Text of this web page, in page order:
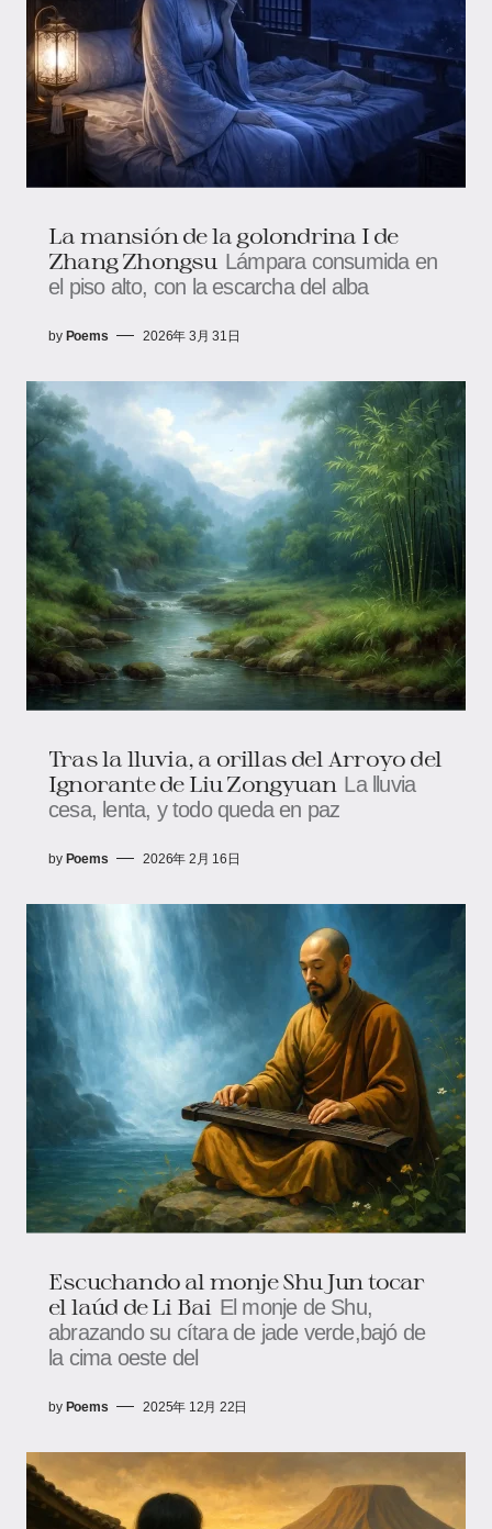
La mansión de la golondrina I de
Zhang Zhongsu Lámpara consumida en
el piso alto, con la escarcha del alba
by Poems 2026年 3月 31日
Tras la lluvia, a orillas del Arroyo del
Ignorante de Liu Zongyuan La lluvia
cesa, lenta, y todo queda en paz
by Poems 2026年 2月 16日
Escuchando al monje Shu Jun tocar
el laúd de Li Bai El monje de Shu,
abrazando su cítara de jade verde,bajó de
la cima oeste del
by Poems 2025年 12月 22日